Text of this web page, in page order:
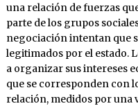
una relación de fuerzas
parte de los grupos
negociación intentan que
legitimados por el estado.
a organizar sus intereses
que se corresponden con
relación, medidos por una